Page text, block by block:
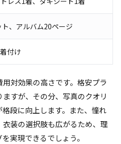
、アルバム20ページ
付け
対効果の高さです。格安プラ
すが、その分、写真のクオリ
段に向上します。また、憧れ
装の選択肢も広がるため、理
実現できるでしょう。